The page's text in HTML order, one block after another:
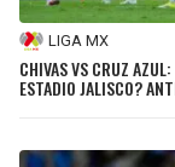
LIGA MX
CHIVAS VS CRUZ
ESTADIO JALISCO?